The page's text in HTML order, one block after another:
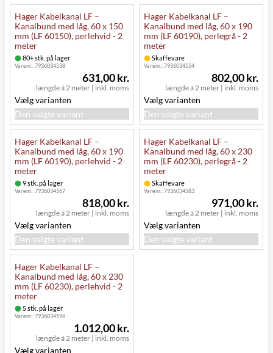
Hager Kabelkanal LF –
Kanalbund med låg, 60 x 150
mm (LF 60150), perlehvid - 2
meter
80+ stk. på lager
Varenr.:7936034538
længde á 2 meter | inkl. moms
631,00 kr.
Vælg varianten
Den valgte variant
Hager Kabelkanal LF –
Kanalbund med låg, 60 x 190
mm (LF 60190), perlegrå - 2
meter
Skaffevare
Varenr.:7936034554
længde á 2 meter | inkl. moms
802,00 kr.
Vælg varianten
Den valgte variant
Hager Kabelkanal LF –
Kanalbund med låg, 60 x 190
mm (LF 60190), perlehvid - 2
meter
9 stk. på lager
Varenr.:7936034567
længde á 2 meter | inkl. moms
818,00 kr.
Vælg varianten
Den valgte variant
Hager Kabelkanal LF –
Kanalbund med låg, 60 x 230
mm (LF 60230), perlegrå - 2
meter
Skaffevare
Varenr.:7936034583
længde á 2 meter | inkl. moms
971,00 kr.
Vælg varianten
Den valgte variant
Hager Kabelkanal LF –
Kanalbund med låg, 60 x 230
mm (LF 60230), perlehvid - 2
meter
5 stk. på lager
Varenr.:7936034596
længde á 2 meter | inkl. moms
1.012,00 kr.
Vælg varianten